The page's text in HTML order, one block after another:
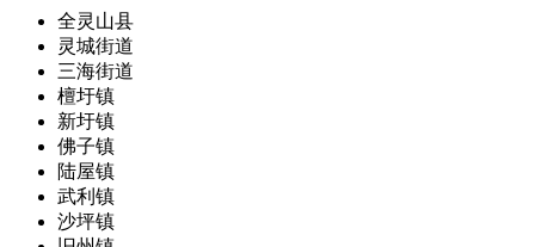
全灵山县
灵城街道
三海街道
檀圩镇
新圩镇
佛子镇
陆屋镇
武利镇
沙坪镇